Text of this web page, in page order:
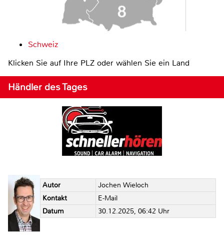
Schweiz
Klicken Sie auf Ihre PLZ oder wählen Sie ein Land
Händler des Tages
Autor
Jochen Wieloch
Kontakt
E-Mail
Datum
30.12.2025, 06:42 Uhr